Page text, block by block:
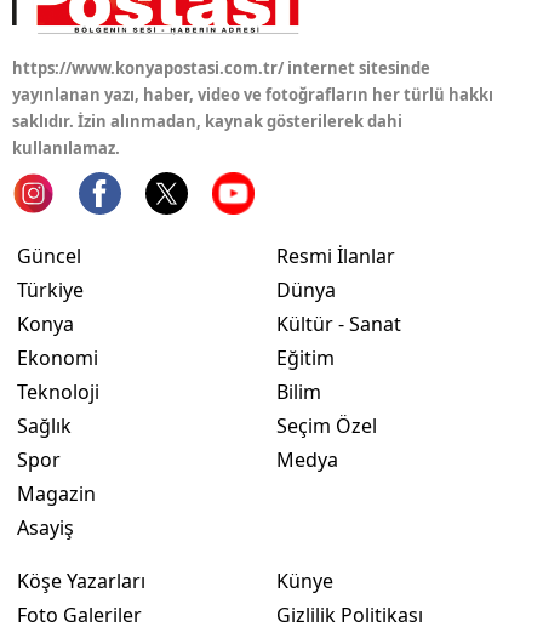
https://www.konyapostasi.com.tr/ internet sitesinde
yayınlanan yazı, haber, video ve fotoğrafların her türlü hakkı
saklıdır. İzin alınmadan, kaynak gösterilerek dahi
kullanılamaz.
Güncel
Türkiye
Konya
Ekonomi
Teknoloji
Sağlık
Spor
Magazin
Asayiş
Resmi İlanlar
Dünya
Kültür - Sanat
Eğitim
Bilim
Seçim Özel
Medya
Köşe Yazarları
Foto Galeriler
Künye
Gizlilik Politikası